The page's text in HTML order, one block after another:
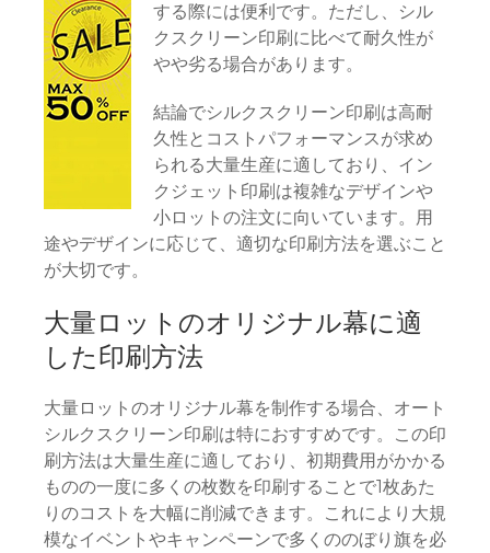
する際には便利です。ただし、シル
クスクリーン印刷に比べて耐久性が
やや劣る場合があります。
結論でシルクスクリーン印刷は高耐
久性とコストパフォーマンスが求め
られる大量生産に適しており、イン
クジェット印刷は複雑なデザインや
小ロットの注文に向いています。用
途やデザインに応じて、適切な印刷方法を選ぶこと
が大切です。
大量ロットのオリジナル幕に適
した印刷方法
大量ロットのオリジナル幕を制作する場合、オート
シルクスクリーン印刷は特におすすめです。この印
刷方法は大量生産に適しており、初期費用がかかる
ものの一度に多くの枚数を印刷することで1枚あた
りのコストを大幅に削減できます。これにより大規
模なイベントやキャンペーンで多くののぼり旗を必